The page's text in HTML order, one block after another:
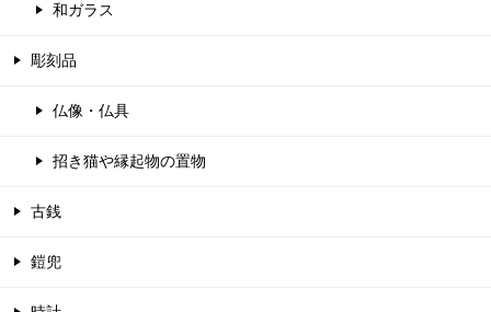
和ガラス
彫刻品
仏像・仏具
招き猫や縁起物の置物
古銭
鎧兜